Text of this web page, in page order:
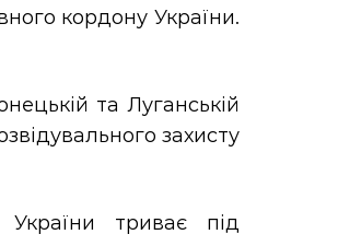
кордону України.
та Луганській
захисту
України триває під